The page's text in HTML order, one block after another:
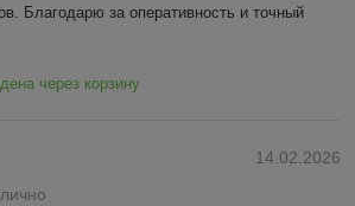
Благодарю за оперативность и точный
через корзину
14.02.2026